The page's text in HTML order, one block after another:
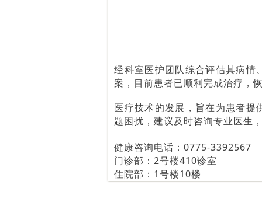
经科室医护团队综合评估其病情
案，目前患者已顺利完成治疗，
医疗技术的发展，旨在为患者提
题困扰，建议及时咨询专业医生
健康咨询电话：0775-3392567
门诊部：2号楼410诊室
住院部：1号楼10楼